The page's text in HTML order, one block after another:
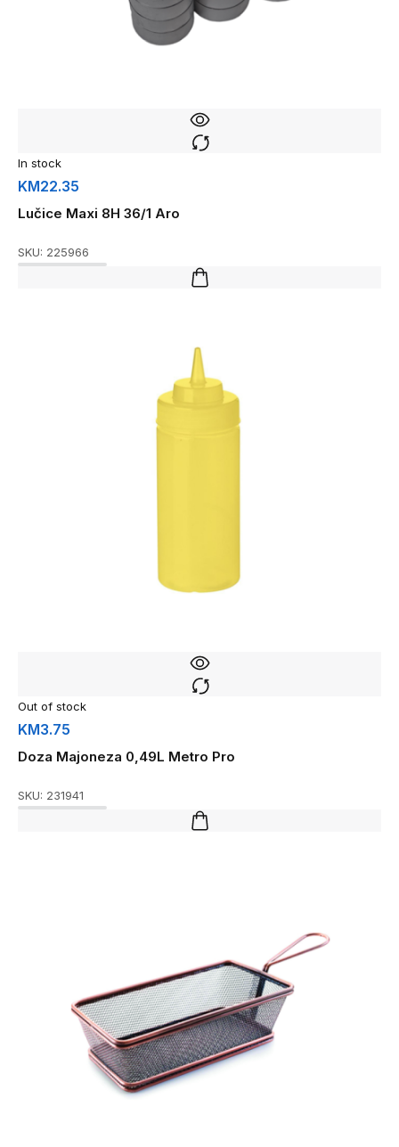
In stock
KM22.35
Lučice Maxi 8H 36/1 Aro
SKU: 225966
Out of stock
KM3.75
Doza Majoneza 0,49L Metro Pro
SKU: 231941